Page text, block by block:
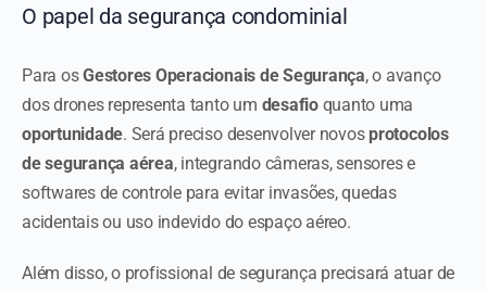
O papel da segurança condominial
Para osGestores Operacionais de Segurança, o avanço
dos drones representa tanto um desafioquanto uma
oportunidade. Será preciso desenvolver novos protocolos
de segurança aérea, integrando câmeras, sensores e
softwares de controle para evitar invasões, quedas
acidentais ou uso indevido do espaço aéreo.
Além disso, o profissional de segurança precisará atuar de